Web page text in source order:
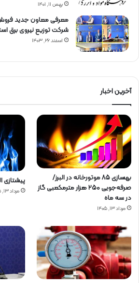
بهمن ۱۱, ۱۴۰۱
معرفی معاون جدید
شركت توزیع نیروی برق
اسفند ۲۶, ۱۴۰۳
آخرین اخبار
بهسازی ۸۵ موتورخانه در البرز/
صرفه‌جویی ۲۵۰ هزار مترمکعبی گاز
در سه ماه
مرداد ۱۳, ۱۴۰۵
پیشتازی
مرداد ۱۳, ۱۴۰۵